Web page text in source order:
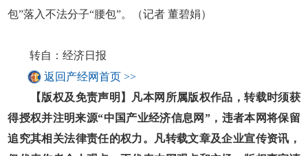
包”落入不法分子“腰包”。（记者 董碧娟）
转自：经济日报
返回产经网首页 >>
【版权及免责声明】凡本网所属版权作品，转载时须获
得授权并注明来源“中国产业经济信息网”，违者本网将保留
追究其相关法律责任的权力。凡转载文章及企业宣传资讯，